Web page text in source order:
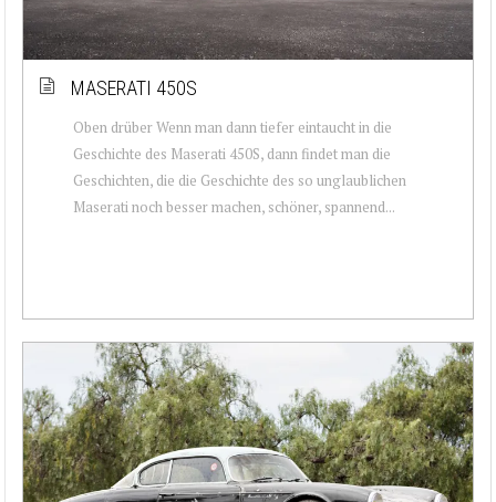
MASERATI 450S
Oben drüber Wenn man dann tiefer eintaucht in die
Geschichte des Maserati 450S, dann findet man die
Geschichten, die die Geschichte des so unglaublichen
Maserati noch besser machen, schöner, spannend...